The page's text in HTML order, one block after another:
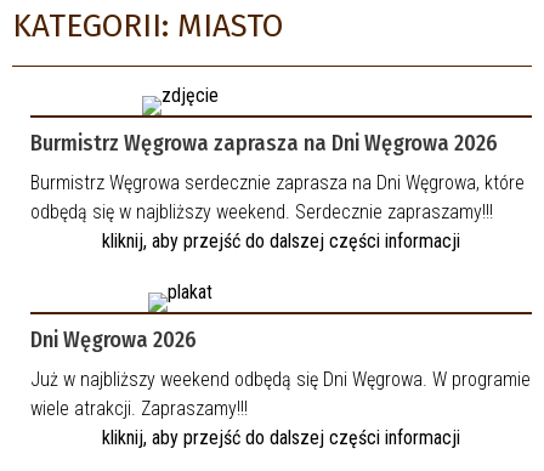
KATEGORII: MIASTO
Burmistrz Węgrowa zaprasza na Dni Węgrowa 2026
Burmistrz Węgrowa serdecznie zaprasza na Dni Węgrowa, które
odbędą się w najbliższy weekend. Serdecznie zapraszamy!!!
kliknij, aby przejść do dalszej części informacji
Dni Węgrowa 2026
Już w najbliższy weekend odbędą się Dni Węgrowa. W programie
wiele atrakcji. Zapraszamy!!!
kliknij, aby przejść do dalszej części informacji